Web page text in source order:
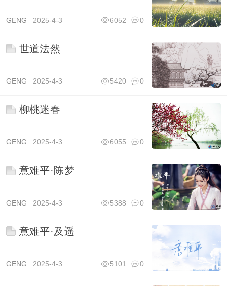
GENG 2025-4-3 0
6052
世道法然
GENG 2025-4-3 0
5420
柳桃迷春
GENG 2025-4-3 0
6055
意难平·陈梦
GENG 2025-4-3 0
5388
意难平·及遥
GENG 2025-4-3 0
5101